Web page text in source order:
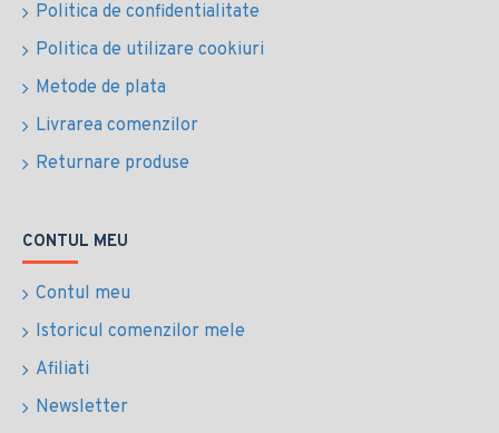
Politica de confidentialitate
Politica de utilizare cookiuri
Metode de plata
Livrarea comenzilor
Returnare produse
CONTUL MEU
Contul meu
Istoricul comenzilor mele
Afiliati
Newsletter